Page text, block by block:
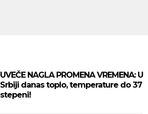
UVEČE NAGLA PROMENA VREMENA: U
Srbiji danas toplo, temperature do 37
stepeni!